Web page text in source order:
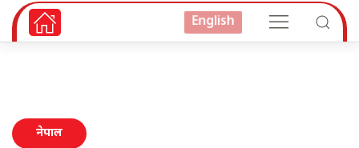
English
नेपाल